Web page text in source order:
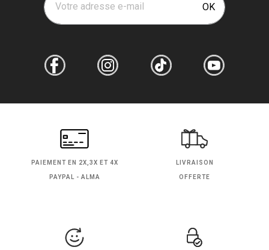
Votre adresse e-mail OK
PAIEMENT EN 2X,3X ET 4X
PAYPAL - ALMA
LIVRAISON
OFFERTE